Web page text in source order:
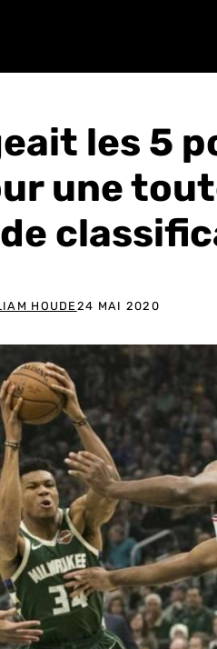
les 5
une
HOUDE 24 MAI 2020